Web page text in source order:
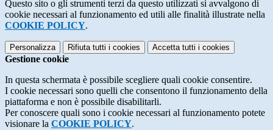
Questo sito o gli strumenti terzi da questo utilizzati si avvalgono di
cookie necessari al funzionamento ed utili alle finalità illustrate nella
COOKIE POLICY.
Personalizza Rifiuta tutti i cookies Accetta tutti i cookies
Gestione cookie
In questa schermata è possibile scegliere quali cookie consentire.
I cookie necessari sono quelli che consentono il funzionamento della
piattaforma e non è possibile disabilitarli.
Per conoscere quali sono i cookie necessari al funzionamento potete
visionare la COOKIE POLICY.